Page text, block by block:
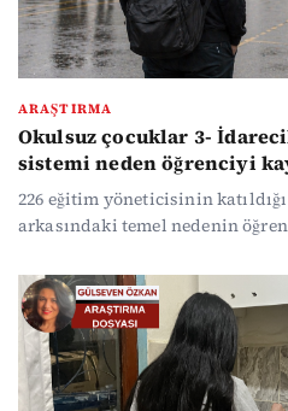
ARAŞTIRMA
Okulsuz çocuklar 3-
sistemi neden öğrenciyi
226 eğitim yöneticisinin
arkasındaki temel nedenin
mevcut yapının öğrenciyi
ittiğini belirtiyor. Ağır müfredat,
yönlendirme ve belirsiz gelecek…